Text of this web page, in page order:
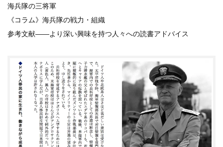
海兵隊の三将軍
《コラム》海兵隊の戦力・組織
参考文献――より深い興味を持つ人々への読書アドバイス